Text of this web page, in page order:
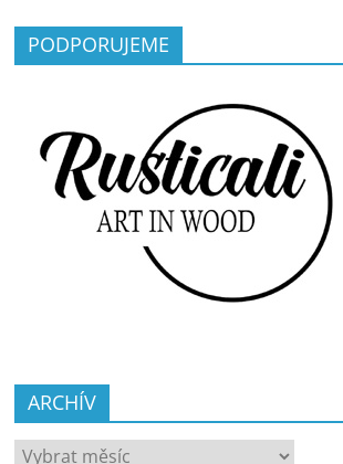
PODPORUJEME
ARCHÍV
ARCHÍV